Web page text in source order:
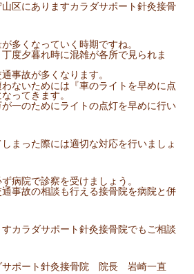
区にありますカラダサポート針灸接骨
多くなっていく時期ですね。
度夕暮れ時に混雑が各所で見られま
事故が多くなります。
ないためには『車のライトを早めに点
ってきます。
一のためにライトの点灯を早めに行い
まった際には適切な対応を行いましょ
病院で診察を受けましょう。
事故の相談も行える接骨院を病院と併
カラダサポート針灸接骨院でもご相談
ポート針灸接骨院 院長 岩崎一直